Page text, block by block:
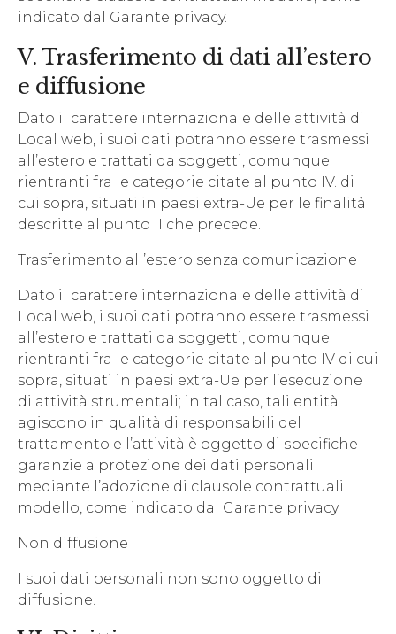
indicato dal Garante privacy.
V. Trasferimento di dati all’estero
e diffusione
Dato il carattere internazionale delle attività di
Local web, i suoi dati potranno essere trasmessi
all’estero e trattati da soggetti, comunque
rientranti fra le categorie citate al punto IV. di
cui sopra, situati in paesi extra-Ue per le finalità
descritte al punto II che precede.
Trasferimento all’estero senza comunicazione
Dato il carattere internazionale delle attività di
Local web, i suoi dati potranno essere trasmessi
all’estero e trattati da soggetti, comunque
rientranti fra le categorie citate al punto IV di cui
sopra, situati in paesi extra-Ue per l’esecuzione
di attività strumentali; in tal caso, tali entità
agiscono in qualità di responsabili del
trattamento e l’attività è oggetto di specifiche
garanzie a protezione dei dati personali
mediante l’adozione di clausole contrattuali
modello, come indicato dal Garante privacy.
Non diffusione
I suoi dati personali non sono oggetto di
diffusione.